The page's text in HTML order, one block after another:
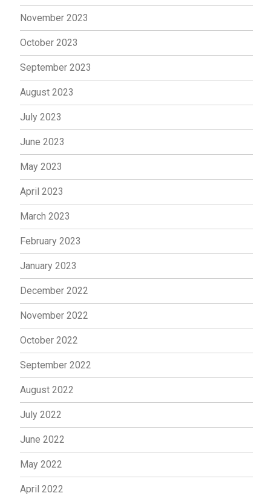
November 2023
October 2023
September 2023
August 2023
July 2023
June 2023
May 2023
April 2023
March 2023
February 2023
January 2023
December 2022
November 2022
October 2022
September 2022
August 2022
July 2022
June 2022
May 2022
April 2022